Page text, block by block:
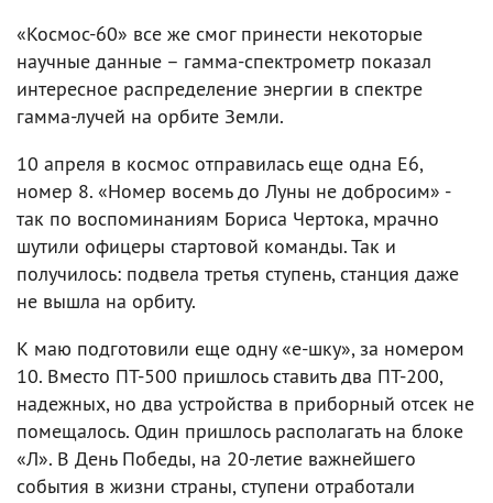
«Космос-60» все же смог принести некоторые
научные данные – гамма-спектрометр показал
интересное распределение энергии в спектре
гамма-лучей на орбите Земли.
10 апреля в космос отправилась еще одна Е6,
номер 8. «Номер восемь до Луны не добросим» -
так по воспоминаниям Бориса Чертока, мрачно
шутили офицеры стартовой команды. Так и
получилось: подвела третья ступень, станция даже
не вышла на орбиту.
К маю подготовили еще одну «е-шку», за номером
10. Вместо ПТ-500 пришлось ставить два ПТ-200,
надежных, но два устройства в приборный отсек не
помещалось. Один пришлось располагать на блоке
«Л». В День Победы, на 20-летие важнейшего
события в жизни страны, ступени отработали